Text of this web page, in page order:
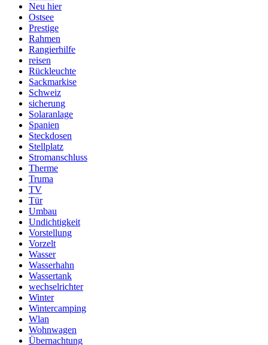
Neu hier
Ostsee
Prestige
Rahmen
Rangierhilfe
reisen
Rückleuchte
Sackmarkise
Schweiz
sicherung
Solaranlage
Spanien
Steckdosen
Stellplatz
Stromanschluss
Therme
Truma
TV
Tür
Umbau
Undichtigkeit
Vorstellung
Vorzelt
Wasser
Wasserhahn
Wassertank
wechselrichter
Winter
Wintercamping
Wlan
Wohnwagen
Übernachtung